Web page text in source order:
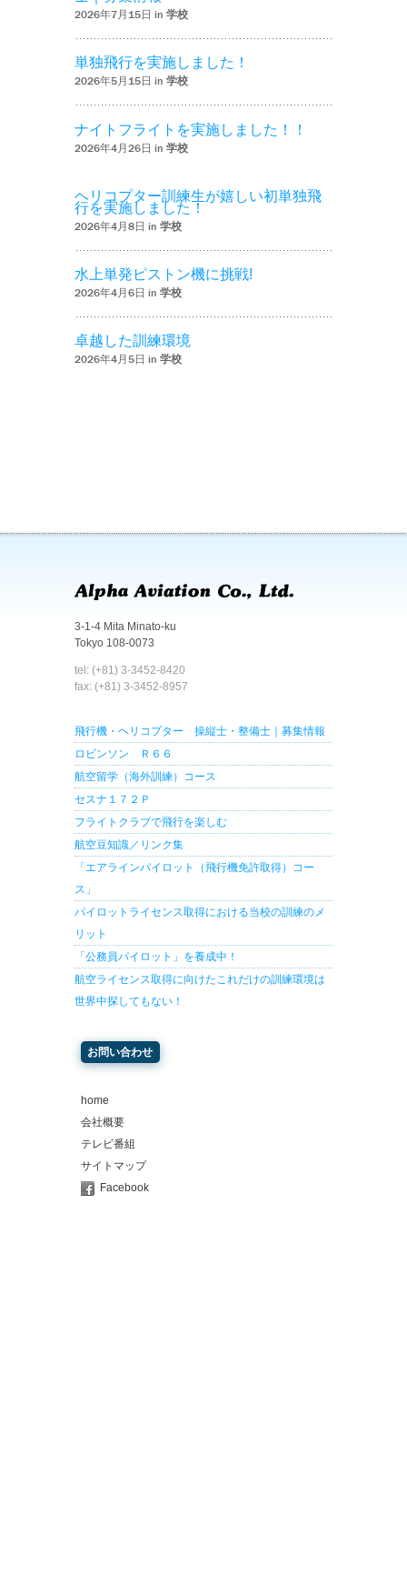
2026年7月15日 in 学校
単独飛行を実施しました！
2026年5月15日 in 学校
ナイトフライトを実施しました！！
2026年4月26日 in 学校
ヘリコプター訓練生が嬉しい初単独飛
行を実施しました！
2026年4月8日 in 学校
水上単発ピストン機に挑戦!
2026年4月6日 in 学校
卓越した訓練環境
2026年4月5日 in 学校
3-1-4 Mita Minato-ku
Tokyo 108-0073
tel: (+81) 3-3452-8420
fax: (+81) 3-3452-8957
飛行機・ヘリコプター 操縦士・整備士｜募集情報
ロビンソン Ｒ６６
航空留学（海外訓練）コース
セスナ１７２Ｐ
フライトクラブで飛行を楽しむ
航空豆知識／リンク集
「エアラインパイロット（飛行機免許取得）コー
ス」
パイロットライセンス取得における当校の訓練のメ
リット
「公務員パイロット」を養成中！
航空ライセンス取得に向けたこれだけの訓練環境は
世界中探してもない！
お問い合わせ
home
会社概要
テレビ番組
サイトマップ
Facebook